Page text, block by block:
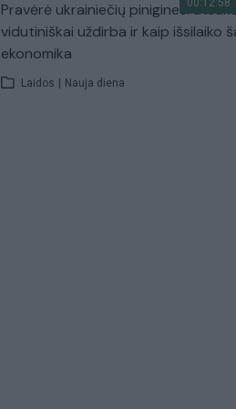
Pravėrė ukrainiečių pinigines:
vidutiniškai uždirba ir kaip išsilaiko
ekonomika
Laidos | Nauja diena